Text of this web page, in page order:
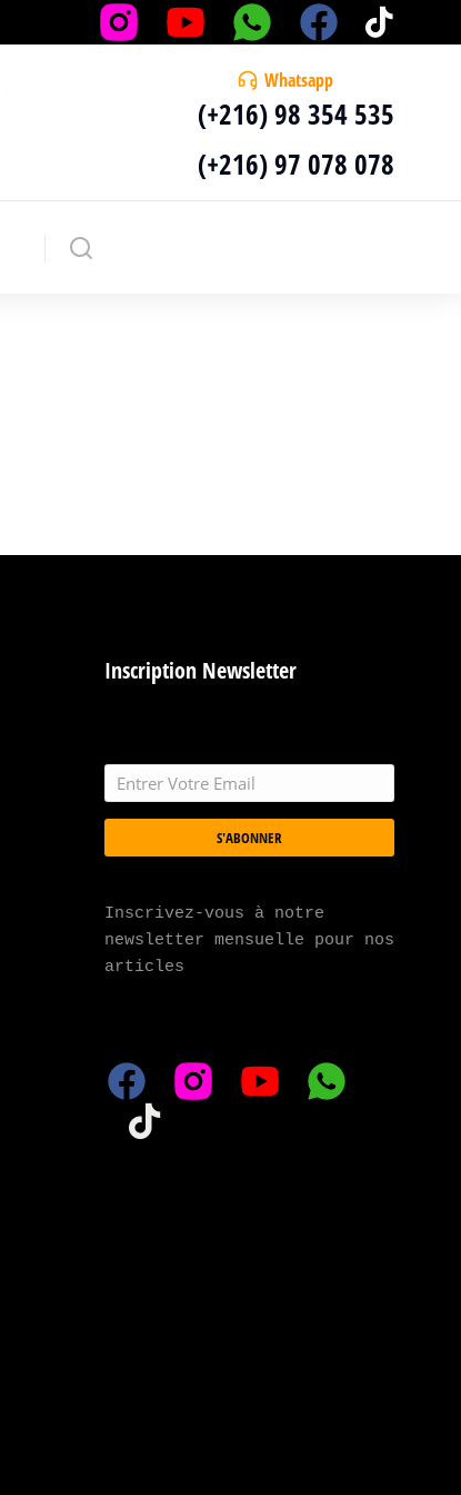
Whatsapp
(+216) 98 354 535
(+216) 97 078 078
Inscription Newsletter
S'ABONNER
Inscrivez-vous à notre
newsletter mensuelle pour nos
articles